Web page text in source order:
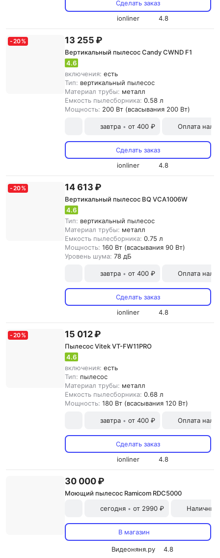
Сделать заказ
ionliner
4.8
-20% 13 255 ₽
Вертикальный пылесос Candy CWND F1
4.6
включения: есть
Тип: вертикальный пылесос
Материал трубы: металл
Емкость пылесборника: 0.58 л
Мощность: 200 Вт (всасывания 200 Вт)
завтра • от 400 ₽ Оплата
Сделать заказ
ionliner
4.8
-20% 14 613 ₽
Вертикальный пылесос BQ VCA1006W
4.6
Тип: вертикальный пылесос
Материал трубы: металл
Емкость пылесборника: 0.75 л
Мощность: 160 Вт (всасывания 90 Вт)
Уровень шума: 78 дБ
завтра • от 400 ₽ Оплата
Сделать заказ
ionliner
4.8
-20% 15 012 ₽
Пылесос Vitek VT-FW11PRO
4.6
включения: есть
Тип: пылесос
Материал трубы: металл
Емкость пылесборника: 0.68 л
Мощность: 180 Вт (всасывания 120 Вт)
завтра • от 400 ₽ Оплата
Сделать заказ
ionliner
4.8
30 000 ₽
Моющий пылесос Ramicom RDC5000
сегодня • от 2990 ₽
В магазин
Видеоняня.ру 4.8